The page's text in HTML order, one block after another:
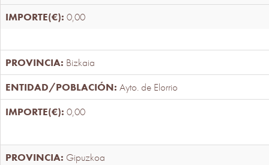
0,00
Bizkaia
Ayto. de Elorrio
0,00
Gipuzkoa